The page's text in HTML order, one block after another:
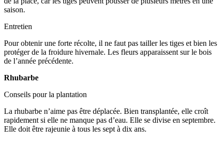
saison.
Entretien
Pour obtenir une forte récolte, il ne faut pas tailler les tiges et bien les
protéger de la froidure hivernale. Les fleurs apparaissent sur le bois
de l’année précédente.
Rhubarbe
Conseils pour la plantation
La rhubarbe n’aime pas être déplacée. Bien transplantée, elle croît
rapidement si elle ne manque pas d’eau. Elle se divise en septembre.
Elle doit être rajeunie à tous les sept à dix ans.